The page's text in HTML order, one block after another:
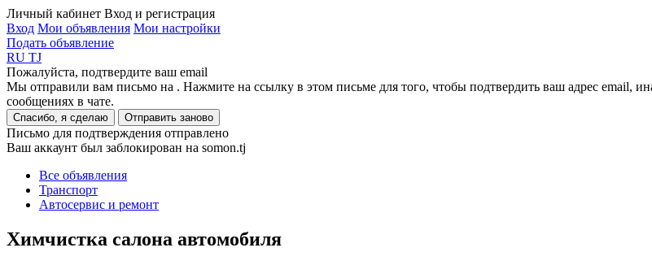
Личный кабинет Вход и регистрация
Вход Мои объявления Мои настройки
Подать объявление
RU TJ
Пожалуйста, подтвердите ваш email
Мы отправили вам письмо на . Нажмите на ссылку в этом письме для того, чтобы подтвердить ваш адрес email,
сообщениях в чате.
Спасибо, я сделаю Отправить заново
Письмо для подтверждения отправлено
Ваш аккаунт был заблокирован на somon.tj
Все объявления
Транспорт
Автосервис и ремонт
Химчистка салона автомобиля